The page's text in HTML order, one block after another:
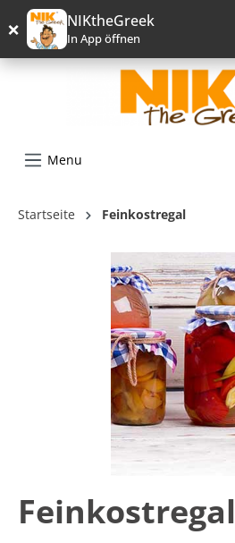
springen
× NIKtheGreek
In App öffnen
Menu
Startseite Feinkostregal
Feinkostregal